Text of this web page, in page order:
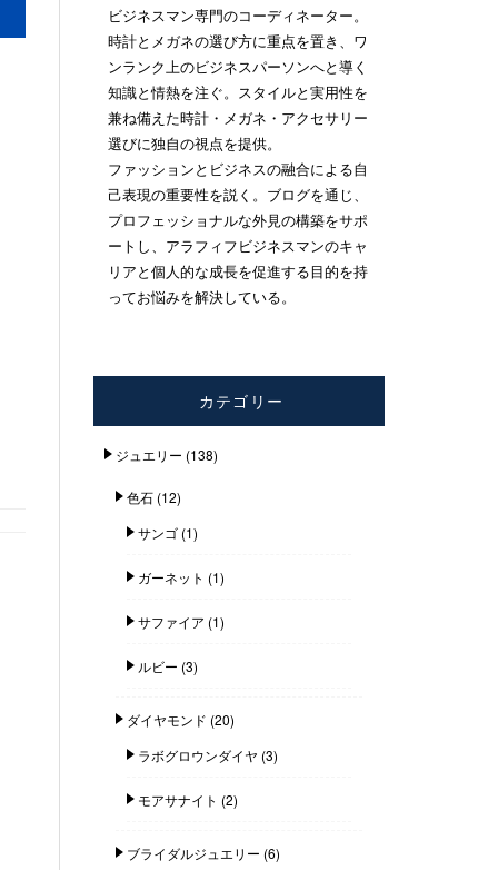
ビジネスマン専門のコーディネーター。
時計とメガネの選び方に重点を置き、ワ
ンランク上のビジネスパーソンへと導く
知識と情熱を注ぐ。スタイルと実用性を
兼ね備えた時計・メガネ・アクセサリー
選びに独自の視点を提供。
ファッションとビジネスの融合による自
己表現の重要性を説く。ブログを通じ、
プロフェッショナルな外見の構築をサポ
ートし、アラフィフビジネスマンのキャ
リアと個人的な成長を促進する目的を持
ってお悩みを解決している。
カテゴリー
ジュエリー (138)
色石(12)
サンゴ(1)
ガーネット (1)
サファイア (1)
ルビー (3)
ダイヤモンド (20)
ラボグロウンダイヤ (3)
モアサナイト (2)
ブライダルジュエリー (6)